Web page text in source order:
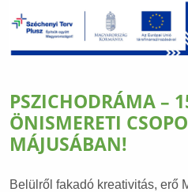
PSZICHODRÁMA –
ÖNISMERETI
MÁJUSÁBAN!
Belülről fakadó kreativitás, erő